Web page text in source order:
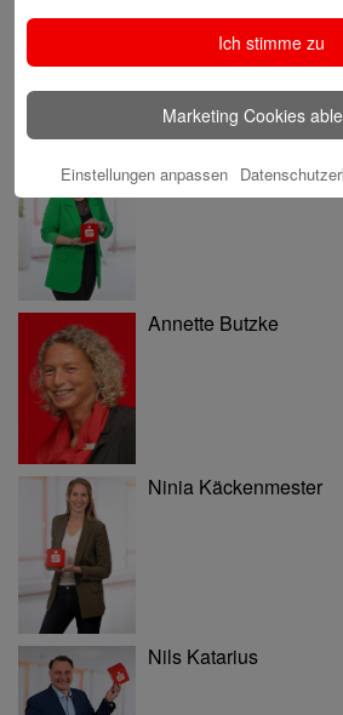
Annette Butzke
Ninia Käckenmester
Nils Katarius
Ich stimme zu
Marketing Cookies
Einstellungen anpassen